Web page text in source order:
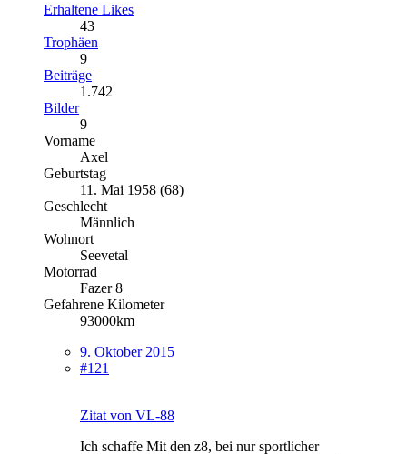
Erhaltene Likes
43
Trophäen
9
Beiträge
1.742
Bilder
9
Vorname
Axel
Geburtstag
11. Mai 1958 (68)
Geschlecht
Männlich
Wohnort
Seevetal
Motorrad
Fazer 8
Gefahrene Kilometer
93000km
9. Oktober 2015
#121
Zitat von VL-88
Ich schaffe Mit den z8, bei nur sportlicher